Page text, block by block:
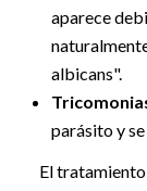
aparece
albicans".
parásito y
El